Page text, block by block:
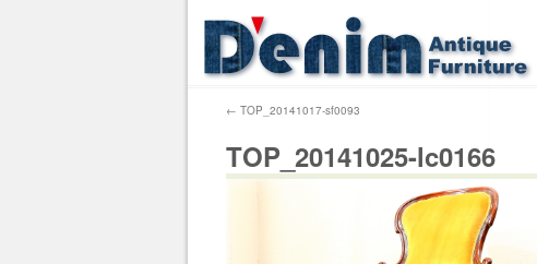
← TOP_20141017-sf0093
TOP_20141025-lc0166